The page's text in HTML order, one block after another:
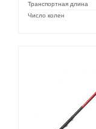
Транспортная длина
Число колен